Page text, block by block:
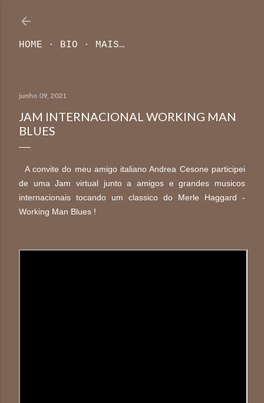
HOME BIO MAIS…
junho 09, 2021
JAM INTERNACIONAL WORKING MAN
BLUES
A convite do meu amigo italiano Andrea Cesone participei
de uma Jam virtual junto a amigos e grandes musicos
internacionais tocando um classico do Merle Haggard -
Working Man Blues !